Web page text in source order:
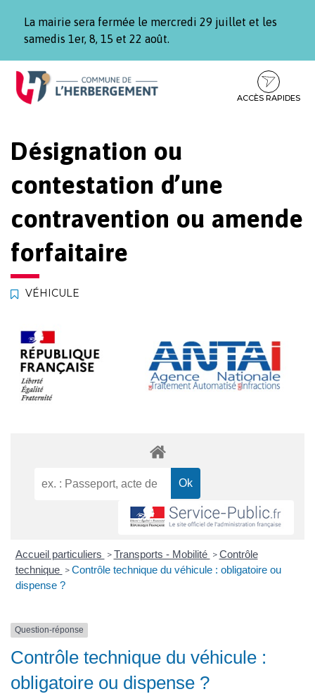
La mairie sera fermée le mercredi 29 juillet et les
samedis 1er, 8, 15 et 22 août.
Aller
Aller
contenu
Aller
pied
ACCÈS RAPIDES
Désignation ou
contestation d’une
contravention ou amende
forfaitaire
VÉHICULE
Accueil particuliers > Transports - Mobilité > Contrôle
technique > Contrôle technique du véhicule : obligatoire ou
dispense ?
Question-réponse
Contrôle technique du véhicule :
obligatoire ou dispense ?